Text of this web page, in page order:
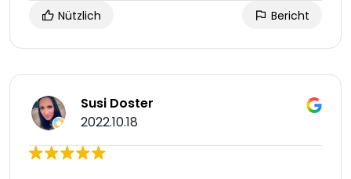
Nützlich Bericht
Susi Doster
2022.10.18